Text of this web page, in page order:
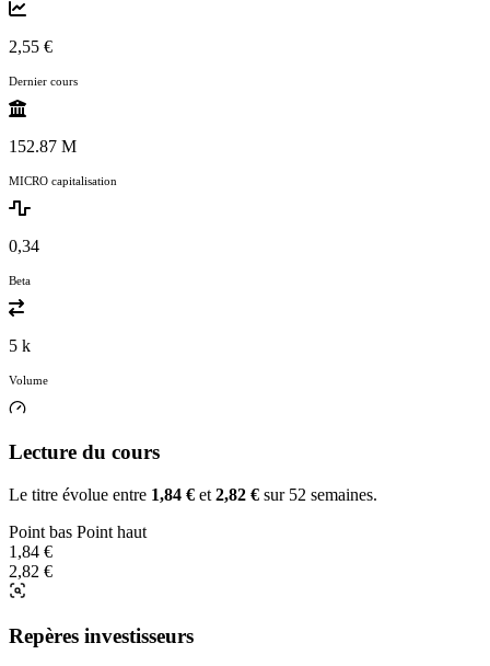
2,55 €
Dernier cours
152.87 M
MICRO capitalisation
0,34
Beta
5 k
Volume
Lecture du cours
Le titre évolue entre 1,84 € et 2,82 € sur 52 semaines.
Point bas Point haut
1,84 €
2,82 €
Repères investisseurs